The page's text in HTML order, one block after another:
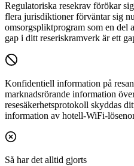
Regulatoriska resekrav förökar
flera jurisdiktioner förväntar sig
omsorgspliktprogram som en del
gap i ditt reseriskramverk är ett
Konfidentiell information på
marknadsrörande information
resesäkerhetsprotokoll skyddas
information av hotell-WiFi-
Så har det alltid gjorts